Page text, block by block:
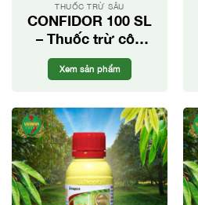
THUỐC TRỪ SÂU
CONFIDOR 100 SL
– Thuốc trừ côn
trùng
Xem sản phẩm